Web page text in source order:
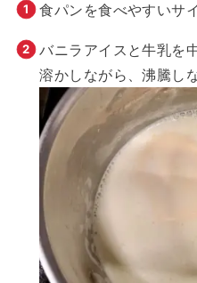
食パンを食べやすいサ
バニラアイスと牛乳を
溶かしながら、沸騰し